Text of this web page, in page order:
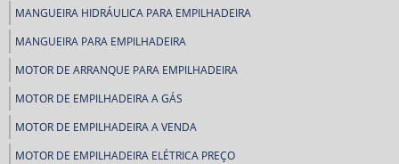
MANGUEIRA HIDRÁULICA PARA EMPILHADEIRA
MANGUEIRA PARA EMPILHADEIRA
MOTOR DE ARRANQUE PARA EMPILHADEIRA
MOTOR DE EMPILHADEIRA A GÁS
MOTOR DE EMPILHADEIRA A VENDA
MOTOR DE EMPILHADEIRA ELÉTRICA PREÇO